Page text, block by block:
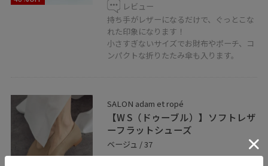
レビュー
持ち手がレザーになるだけで、ぐっとこな
れた印象になります！
小さすぎないサイズでお財布やポーチ、コ
ンパクトな折りたたみ傘も入ります。
SALON adam et ropé
【W S（ドゥーブル）】ソフトレザ
ーフラットシューズ
ベージュ / 37
¥20,900